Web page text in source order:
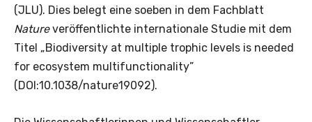
(JLU). Dies belegt eine soeben in dem Fachblatt
Natureveröffentlichte internationale Studie mit dem
Titel „Biodiversity at multiple trophic levels is needed
for ecosystem multifunctionality”
(DOI:10.1038/nature19092).